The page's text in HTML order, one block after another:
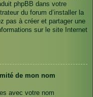
phpBB dans votre
du forum d’installer la
pas à créer et partager une
sur le site Internet
de mon nom
avec votre nom